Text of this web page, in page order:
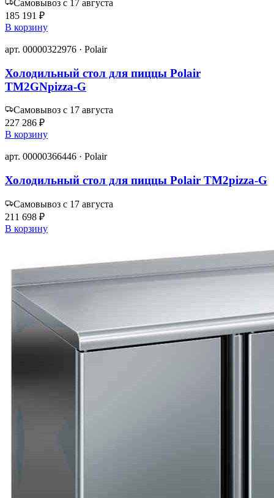
Самовывоз с 17 августа
185 191 ₽
В корзину
арт. 00000322976 · Polair
Холодильный стол для пиццы Polair
TM2GNpizza-G
Самовывоз с 17 августа
227 286 ₽
В корзину
арт. 00000366446 · Polair
Холодильный стол для пиццы Polair TM2pizza-G
Самовывоз с 17 августа
211 698 ₽
В корзину